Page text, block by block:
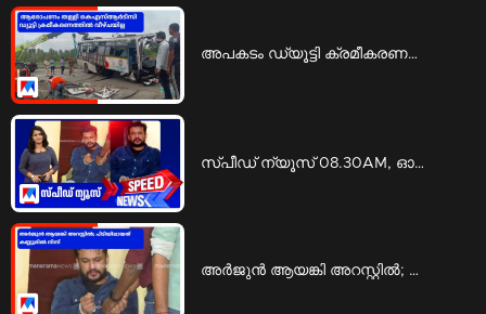
അപകടം ഡ്യൂട്ടി ക്രമീകരണത്തിലെ പാളിച്ചകൊണ്ടല്ല; കെഎസ്ആര്‍ടിസി | ksrtc bengaluru mysuru highway
സ്‌പീഡ് ന്യൂസ് 08.30AM, ഓഗസ്റ്റ് 09, 2026 | Speed News
അര്‍ജുന്‍ ആയങ്കി അറസ്റ്റില്‍; പിടിയിലായത് കണ്ണൂരില്‍ നിന്ന് | Arjun Ayanki arrest